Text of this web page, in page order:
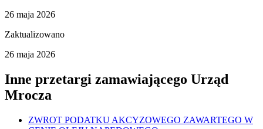
26 maja 2026
Zaktualizowano
26 maja 2026
Inne przetargi zamawiającego Urząd
Mrocza
ZWROT PODATKU AKCYZOWEGO ZAWARTEGO W